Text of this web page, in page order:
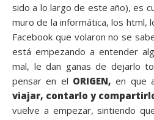
sido a lo largo de este año), es
muro de la informática, los html,
Facebook que volaron no se
está empezando a entender
mal, le dan ganas de dejarlo
pensar en el ORIGEN, en que
viajar, contarlo y
vuelve a empezar, sintiendo